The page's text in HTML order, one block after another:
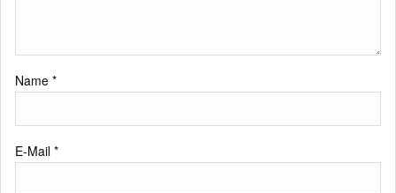
Name *
E-Mail *